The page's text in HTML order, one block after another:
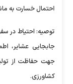
احتمال خسارت به
توصیه: احتیاط در
جابجایی عشایر،
جهت حفاظت از
کشاورزی.